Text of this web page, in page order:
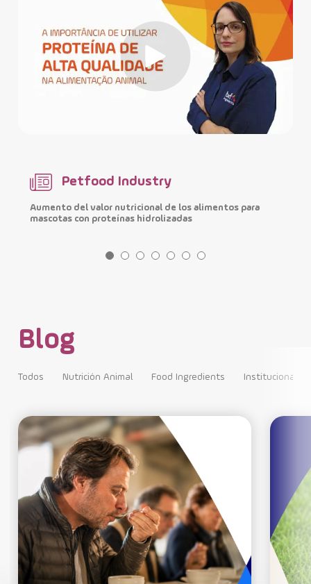
Petfood Industry
Aumento del valor nutricional de los alimentos para
mascotas con proteínas hidrolizadas
Blog
Todos Nutrición Animal Food Ingredients Institucional